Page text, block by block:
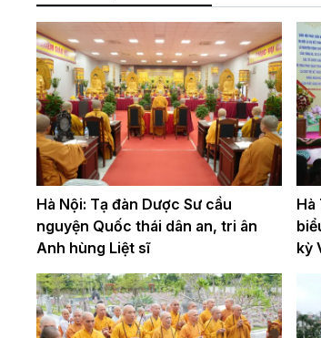
Hà Nội: Tạ đàn Dược Sư cầu
nguyện Quốc thái dân an, tri ân
Anh hùng Liệt sĩ
Hà
kỳ